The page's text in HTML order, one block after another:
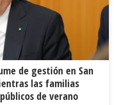
de gestión en San
las familias
de verano